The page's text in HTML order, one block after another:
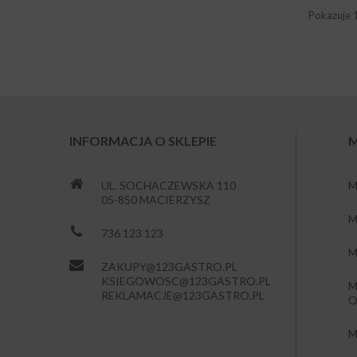
Pokazuje
INFORMACJA O SKLEPIE
UL. SOCHACZEWSKA 110
05-850 MACIERZYSZ
736 123 123
ZAKUPY@123GASTRO.PL
KSIEGOWOSC@123GASTRO.PL
REKLAMACJE@123GASTRO.PL